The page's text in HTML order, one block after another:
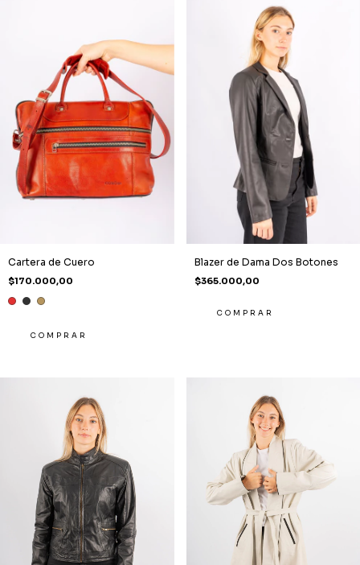
Cartera de Cuero
$170.000,00
COMPRAR
Blazer de Dama Dos Botones
$365.000,00
COMPRAR